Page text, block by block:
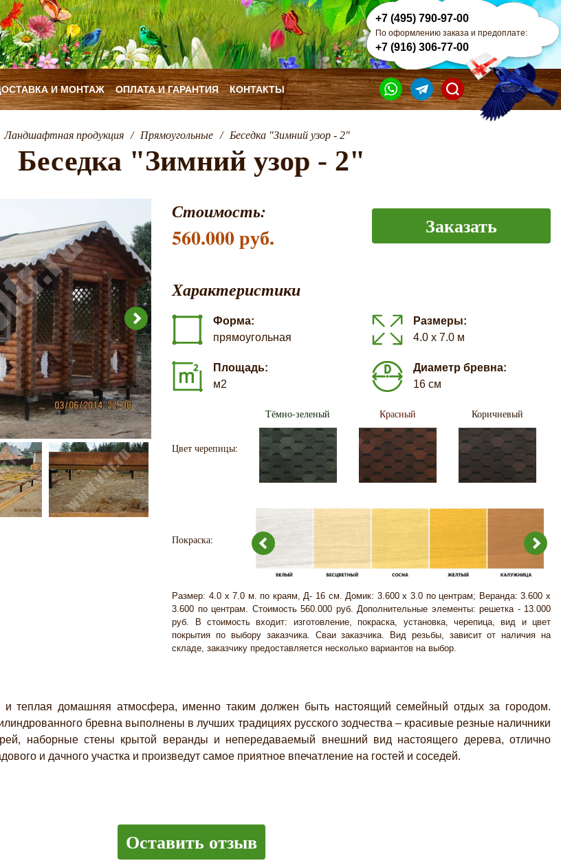
И МОНТАЖ ОПЛАТА И ГАРАНТИЯ КОНТАКТЫ
+7 (495) 790-97-00
По оформлению заказа и предоплате:
+7 (916) 306-77-00
Ландшафтная продукция / Прямоугольные / Беседка "Зимний узор - 2"
Беседка "Зимний узор - 2"
Стоимость:
560.000 руб. Заказать
Характеристики
Форма:
прямоугольная
Размеры:
4.0 х 7.0 м
Площадь:
м2
Диаметр бревна:
16 см
Цвет черепицы:
Тёмно-зеленый Красный Коричневый
Покраска:
Размер: 4.0 х 7.0 м. по краям, Д- 16 см. Домик: 3.600 х 3.0 по центрам; Веранда: 3.600 х
3.600 по центрам. Стоимость 560.000 руб. Дополнительные элементы: решетка - 13.000
руб. В стоимость входит: изготовление, покраска, установка, черепица, вид и цвет
покрытия по выбору заказчика. Сваи заказчика. Вид резьбы, зависит от наличия на
складе, заказчику предоставляется несколько вариантов на выбор.
домашняя атмосфера, именно таким должен быть настоящий семейный отдых за городом.
бревна выполнены в лучших традициях русского зодчества – красивые резные наличники
наборные стены крытой веранды и непередаваемый внешний вид настоящего дерева, отлично
и дачного участка и произведут самое приятное впечатление на гостей и соседей.
Оставить отзыв